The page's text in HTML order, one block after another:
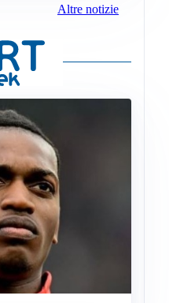
Altre notizie